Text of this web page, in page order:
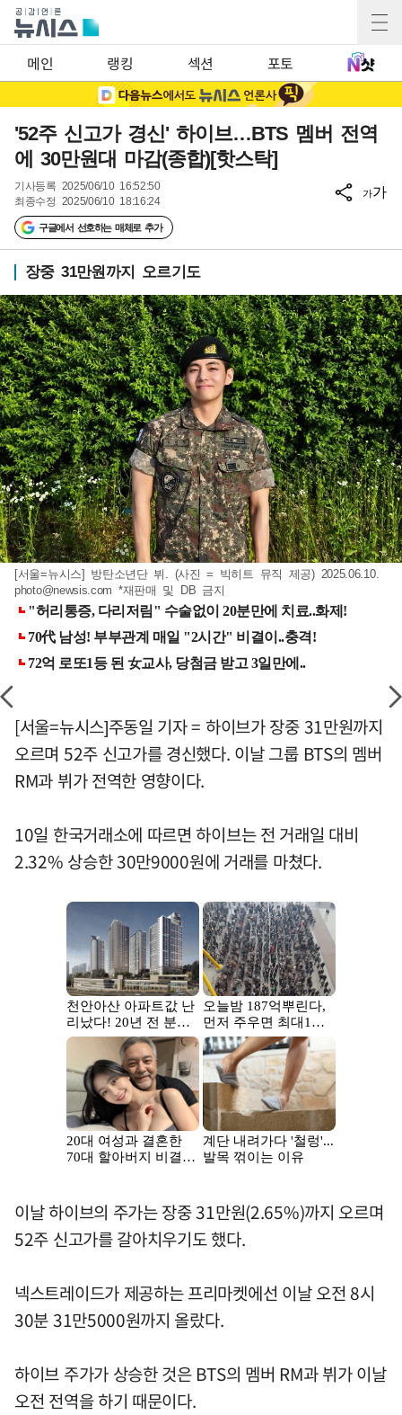
메인 랭킹 섹션 포토
'52주 신고가 경신' 하이브…BTS 멤버 전역
에 30만원대 마감(종합)[핫스탁]
기사등록 2025/06/10 16:52:50
최종수정 2025/06/10 18:16:24
구글에서 선호하는 매체로 추가
가가
장중 31만원까지 오르기도
[서울=뉴시스] 방탄소년단 뷔. (사진 = 빅히트 뮤직 제공) 2025.06.10.
photo@newsis.com *재판매 및 DB 금지
[서울=뉴시스]주동일 기자 = 하이브가 장중 31만원까지
오르며 52주 신고가를 경신했다. 이날 그룹 BTS의 멤버
RM과 뷔가 전역한 영향이다.
10일 한국거래소에 따르면 하이브는 전 거래일 대비
2.32% 상승한 30만9000원에 거래를 마쳤다.
이날 하이브의 주가는 장중 31만원(2.65%)까지 오르며
52주 신고가를 갈아치우기도 했다.
넥스트레이드가 제공하는 프리마켓에선 이날 오전 8시
30분 31만5000원까지 올랐다.
하이브 주가가 상승한 것은 BTS의 멤버 RM과 뷔가 이날
오전 전역을 하기 때문이다.